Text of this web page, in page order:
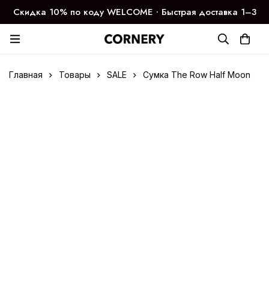
Скидка 10% по коду WELCOME ∙ Быстрая доставка 1–3
дня
Главная Товары SALE Сумка The Row Half Moon